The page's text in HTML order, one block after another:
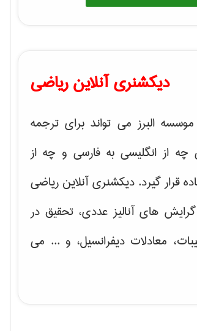
دیکشنری آنلاین ریاضی
البرز می تواند برای ترجمه
از انگلیسی به فارسی و چه از
قرار گیرد. دیکشنری آنلاین ریاضی
هایآنالیز عددی، تحقیق در
معادلات دیفرانسیل، و ... می